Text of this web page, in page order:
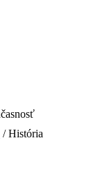
/ História